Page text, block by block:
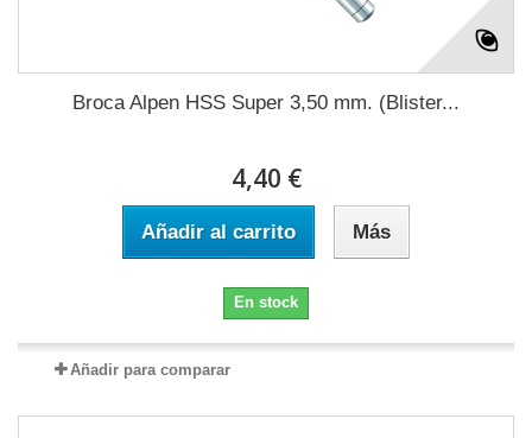
Broca Alpen HSS Super 3,50 mm. (Blister...
4,40 €
Añadir al carrito Más
En stock
Añadir para comparar